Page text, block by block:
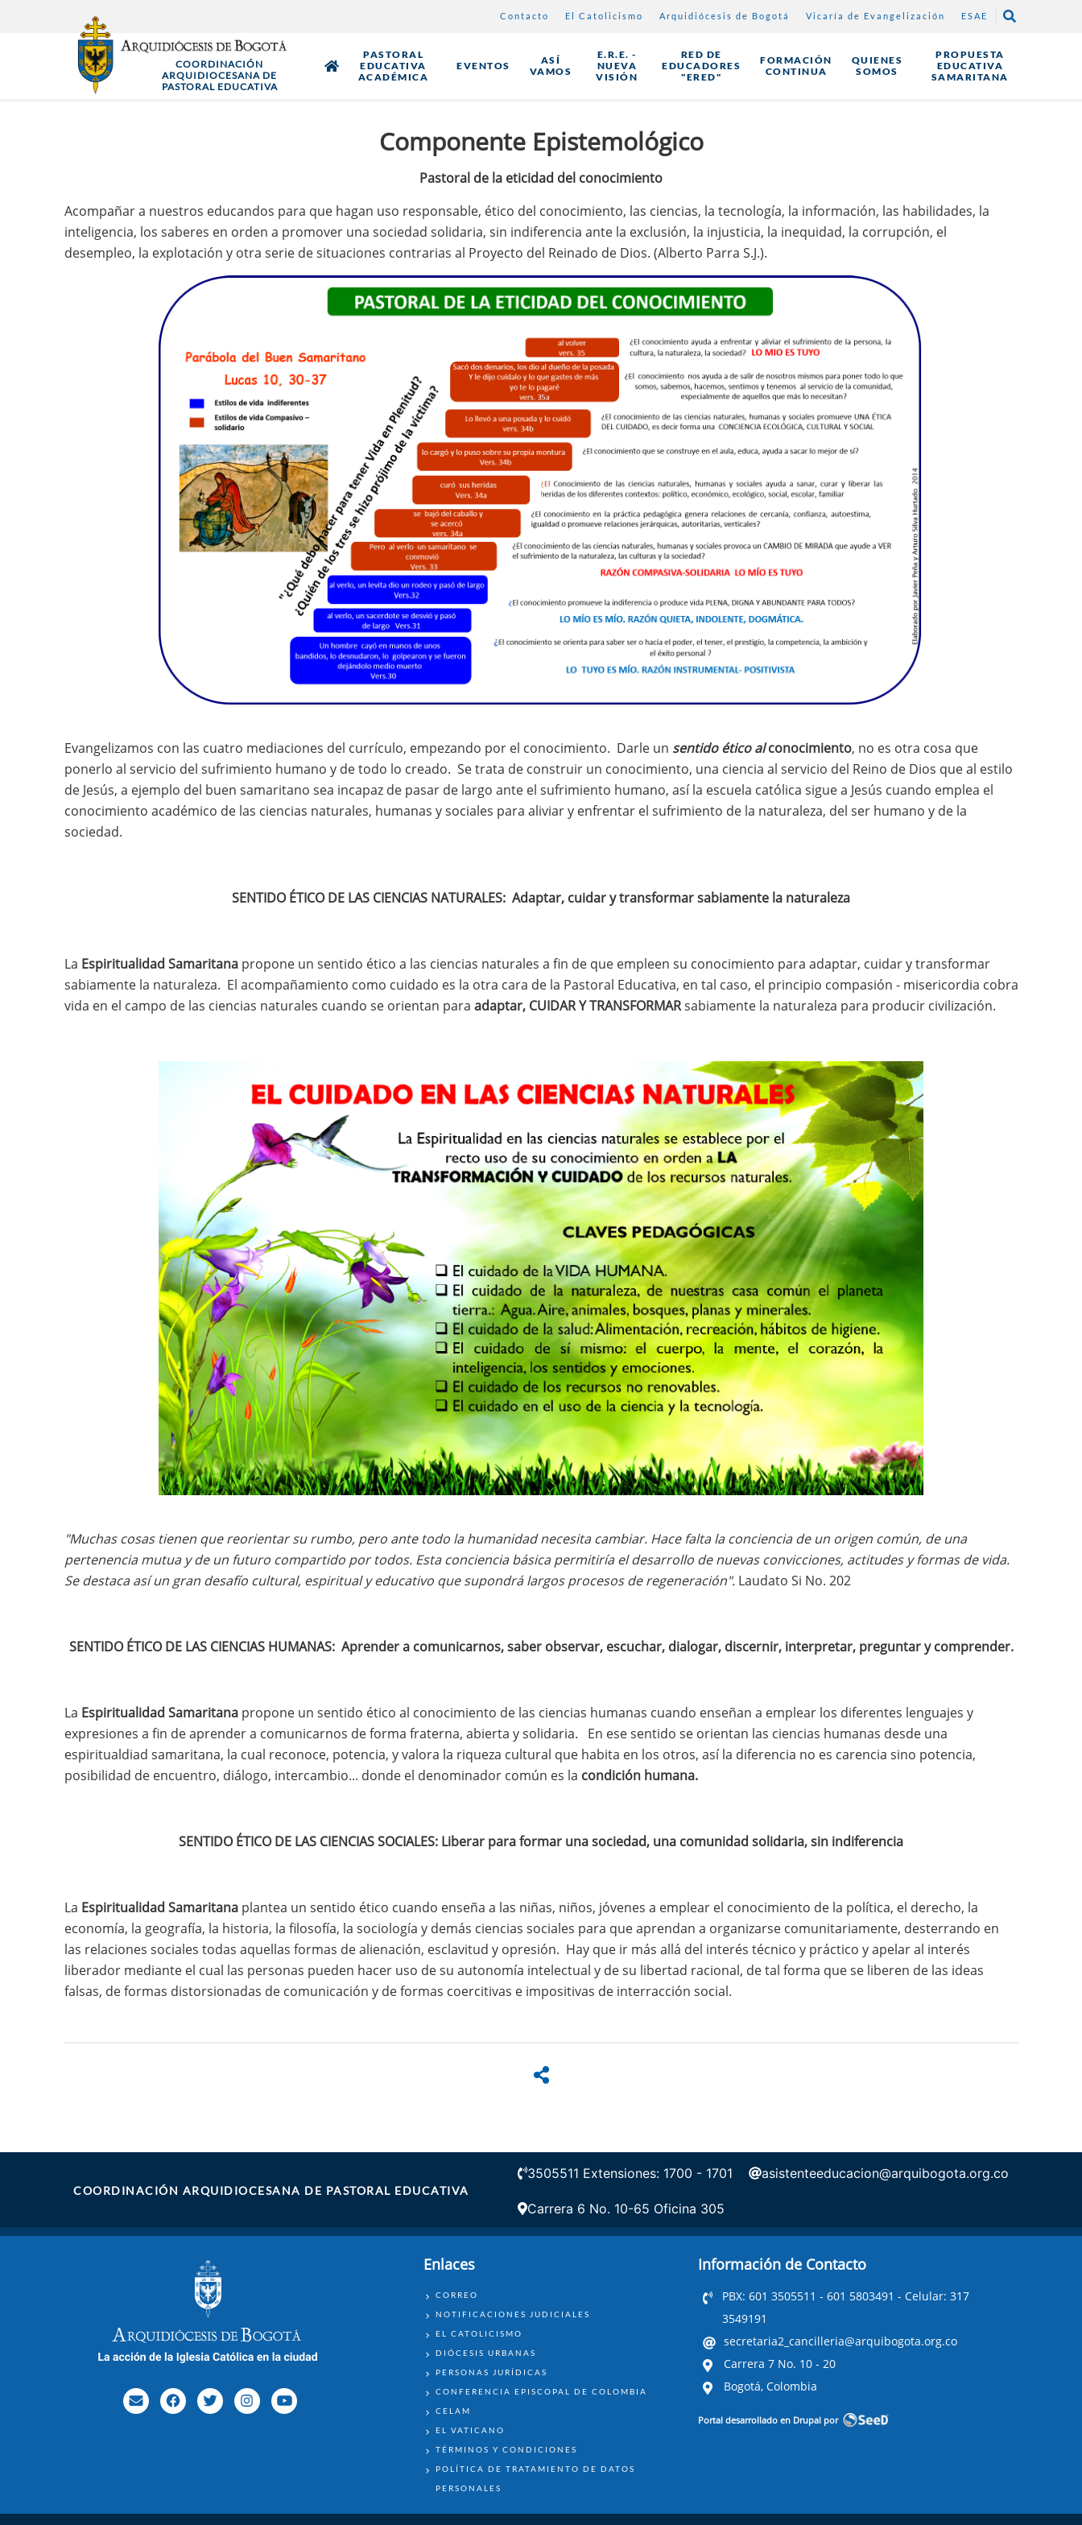
Contacto El Catolicismo Arquidiócesis de Bogotá Vicaría de Evangelización ESAE
COORDINACIÓN
ARQUIDIOCESANA DE
PASTORAL EDUCATIVA
PASTORAL
EDUCATIVA
ACADÉMICA
EVENTOS
ASÍ
VAMOS
E.R.E. -
NUEVA
VISIÓN
RED DE
EDUCADORES
"ERED"
FORMACIÓN
CONTINUA
QUIENES
SOMOS
PROPUESTA
EDUCATIVA
SAMARITANA
Componente Epistemológico
Pastoral de la eticidad del conocimiento
Acompañar a nuestros educandos para que hagan uso responsable, ético del conocimiento, las ciencias, la tecnología, la información, las habilidades, la
inteligencia, los saberes en orden a promover una sociedad solidaria, sin indiferencia ante la exclusión, la injusticia, la inequidad, la corrupción, el
desempleo, la explotación y otra serie de situaciones contrarias al Proyecto del Reinado de Dios. (Alberto Parra S.J.).
Evangelizamos con las cuatro mediaciones del currículo, empezando por el conocimiento. Darle un sentido ético alconocimiento, no es otra cosa que
ponerlo al servicio del sufrimiento humano y de todo lo creado. Se trata de construir un conocimiento, una ciencia al servicio del Reino de Dios que al estilo
de Jesús, a ejemplo del buen samaritano sea incapaz de pasar de largo ante el sufrimiento humano, así la escuela católica sigue a Jesús cuando emplea el
conocimiento académico de las ciencias naturales, humanas y sociales para aliviar y enfrentar el sufrimiento de la naturaleza, del ser humano y de la
sociedad.
SENTIDO ÉTICO DE LAS CIENCIAS NATURALES: Adaptar, cuidar y transformar sabiamente la naturaleza
La Espiritualidad Samaritanapropone un sentido ético a las ciencias naturales a fin de que empleen su conocimiento para adaptar, cuidar y transformar
sabiamente la naturaleza. El acompañamiento como cuidado es la otra cara de la Pastoral Educativa, en tal caso, el principio compasión - misericordia cobra
vida en el campo de las ciencias naturales cuando se orientan para adaptar, CUIDAR Y TRANSFORMARsabiamente la naturaleza para producir civilización.
"Muchas cosas tienen que reorientar su rumbo, pero ante todo la humanidad necesita cambiar. Hace falta la conciencia de un origen común, de una
pertenencia mutua y de un futuro compartido por todos. Esta conciencia básica permitiría el desarrollo de nuevas convicciones, actitudes y formas de vida.
Se destaca así un gran desafío cultural, espiritual y educativo que supondrá largos procesos de regeneración". Laudato Si No. 202
SENTIDO ÉTICO DE LAS CIENCIAS HUMANAS: Aprender a comunicarnos, saber observar, escuchar, dialogar, discernir, interpretar, preguntar y comprender.
La Espiritualidad Samaritana propone un sentido ético al conocimiento de las ciencias humanas cuando enseñan a emplear los diferentes lenguajes y
expresiones a fin de aprender a comunicarnos de forma fraterna, abierta y solidaria. En ese sentido se orientan las ciencias humanas desde una
espiritualdiad samaritana, la cual reconoce, potencia, y valora la riqueza cultural que habita en los otros, así la diferencia no es carencia sino potencia,
posibilidad de encuentro, diálogo, intercambio... donde el denominador común es la condición humana.
SENTIDO ÉTICO DE LAS CIENCIAS SOCIALES: Liberar para formar una sociedad, una comunidad solidaria, sin indiferencia
La Espiritualidad Samaritana plantea un sentido ético cuando enseña a las niñas, niños, jóvenes a emplear el conocimiento de la política, el derecho, la
economía, la geografía, la historia, la filosofía, la sociología y demás ciencias sociales para que aprendan a organizarse comunitariamente, desterrando en
las relaciones sociales todas aquellas formas de alienación, esclavitud y opresión. Hay que ir más allá del interés técnico y práctico y apelar al interés
liberador mediante el cual las personas pueden hacer uso de su autonomía intelectual y de su libertad racional, de tal forma que se liberen de las ideas
falsas, de formas distorsionadas de comunicación y de formas coercitivas e impositivas de interracción social.
COORDINACIÓN ARQUIDIOCESANA DE PASTORAL EDUCATIVA
3505511 Extensiones: 1700 - 1701 asistenteeducacion@arquibogota.org.co
Carrera 6 No. 10-65 Oficina 305
Enlaces
ENLACES
CORREO
NOTIFICACIONES JUDICIALES
EL CATOLICISMO
DIÓCESIS URBANAS
PERSONAS JURÍDICAS
CONFERENCIA EPISCOPAL DE COLOMBIA
CELAM
EL VATICANO
TÉRMINOS Y CONDICIONES
POLÍTICA DE TRATAMIENTO DE DATOS
PERSONALES
Información de Contacto
PBX: 601 3505511 - 601 5803491 - Celular: 317
3549191
secretaria2_cancilleria@arquibogota.org.co
Carrera 7 No. 10 - 20
Bogotá, Colombia
Portal desarrollado en Drupal por